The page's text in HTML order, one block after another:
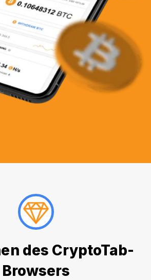
des CryptoTab-
Browsers